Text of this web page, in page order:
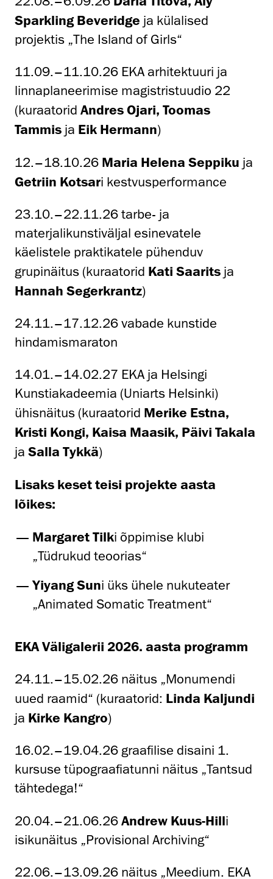
Sparkling Beveridge ja külalised
projektis „The Island of Girls“
11.09.–11.10.26 EKA arhitektuuri ja
linnaplaneerimise magistristuudio 22
(kuraatorid Andres Ojari, Toomas
Tammis ja Eik Hermann)
12.–18.10.26 Maria Helena Seppiku ja
Getriin Kotsari kestvusperformance
23.10.–22.11.26 tarbe- ja
materjalikunstiväljal esinevatele
käelistele praktikatele pühenduv
grupinäitus (kuraatorid Kati Saarits ja
Hannah Segerkrantz)
24.11.–17.12.26 vabade kunstide
hindamismaraton
14.01.–14.02.27 EKA ja Helsingi
Kunstiakadeemia (Uniarts Helsinki)
ühisnäitus (kuraatorid Merike Estna,
Kristi Kongi, Kaisa Maasik, Päivi Takala
ja Salla Tykkä)
Lisaks keset teisi projekte aasta
lõikes:
Margaret Tilki õppimise klubi
„Tüdrukud teoorias“
Yiyang Suni üks ühele nukuteater
„Animated Somatic Treatment“
EKA Väligalerii 2026. aasta programm
24.11.–15.02.26 näitus „Monumendi
uued raamid“ (kuraatorid: Linda Kaljundi
ja Kirke Kangro)
16.02.–19.04.26 graafilise disaini 1.
kursuse tüpograafiatunni näitus „Tantsud
tähtedega!“
20.04.–21.06.26 Andrew Kuus-Hilli
isikunäitus „Provisional Archiving“
22.06.–13.09.26 näitus „Meedium. EKA